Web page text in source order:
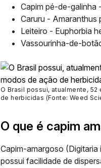
Capim pé-de-galinha -
Caruru - Amaranthus
Leiteiro - Euphorbia
Vassourinha-de-
O Brasil possui, atualmente,
de herbicidas (Fonte: Weed
O que é capim
Capim-amargoso (Digitaria
possui facilidade de